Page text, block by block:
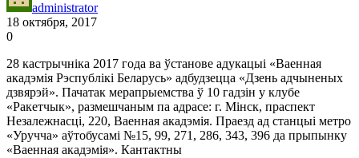
administrator
18 октября, 2017
0
28 кастрычніка 2017 года ва ўстанове адукацыі «Ваенная
акадэмія Рэспублікі Беларусь» адбудзецца «Дзень адчыненых
дзвярэй». Пачатак мерапрыемства ў 10 гадзін у клубе
«Ракетчык», размешчаным па адрасе: г. Мінск, праспект
Незалежнасці, 220, Ваенная акадэмія. Праезд ад станцыі метро
«Уручча» аўтобусамі №15, 99, 271, 286, 343, 396 да прыпынку
«Ваенная акадэмія». Кантактны